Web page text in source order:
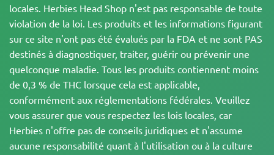
locales. Herbies Head Shop n'est pas responsable de toute
violation de la loi. Les produits et les informations figurant
sur ce site n'ont pas été évalués par la FDA et ne sont PAS
destinés à diagnostiquer, traiter, guérir ou prévenir une
quelconque maladie. Tous les produits contiennent moins
de 0,3 % de THC lorsque cela est applicable,
conformément aux réglementations fédérales. Veuillez
vous assurer que vous respectez les lois locales, car
Herbies n'offre pas de conseils juridiques et n'assume
aucune responsabilité quant à l'utilisation ou à la culture